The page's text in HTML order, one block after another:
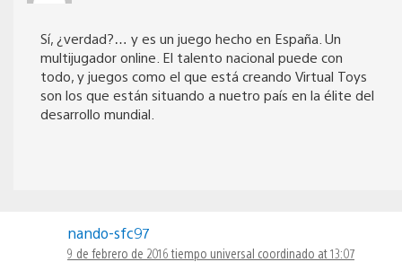
Sí, ¿verdad?… y es un juego hecho en España. Un
multijugador online. El talento nacional puede con
todo, y juegos como el que está creando Virtual Toys
son los que están situando a nuetro país en la élite del
desarrollo mundial.
nando-sfc97
9 de febrero de 2016 tiempo universal coordinado at 13:07